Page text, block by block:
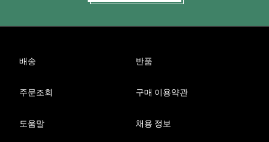
배송 반품
주문조회 구매 이용약관
도움말 채용 정보